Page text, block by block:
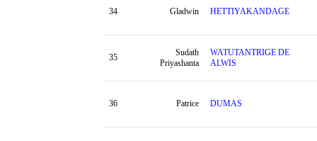
34 Gladwin HETTIYAKANDAGE
35
Sudath
Priyashanta
WATUTANTRIGE DE
ALWIS
36 Patrice DUMAS